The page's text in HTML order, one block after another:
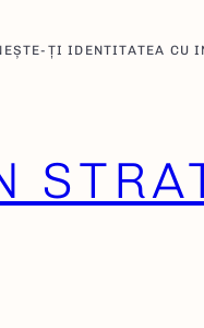
ȚI IDENTITATEA CU